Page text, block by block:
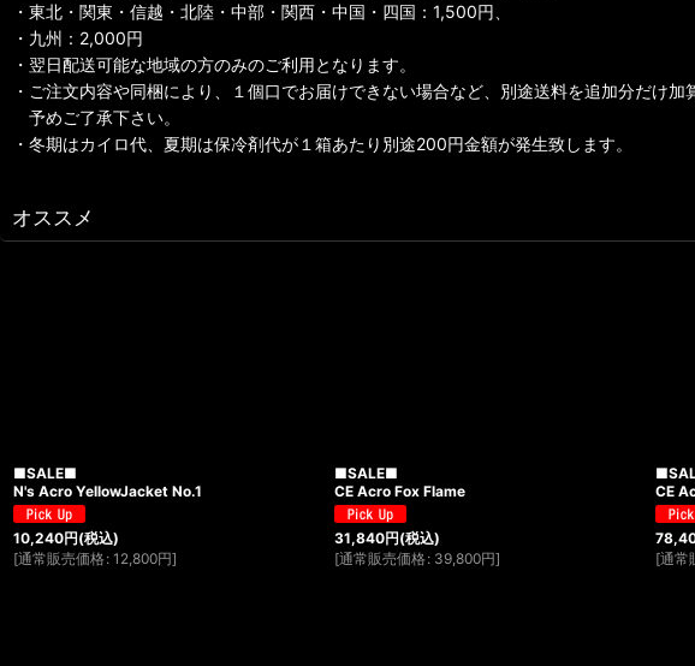
・東北・関東・信越・北陸・中部・関西・中国・四国：1,500円、
・九州：2,000円
・翌日配送可能な地域の方のみのご利用となります。
・ご注文内容や同梱により、１個口でお届けできない場合など、別途送料を追加分だけ加
予めご了承下さい。
・冬期はカイロ代、夏期は保冷剤代が１箱あたり別途200円金額が発生致します。
オススメ
■SALE■
N's Acro YellowJacket No.1
10,240円(税込)
[通常販売価格 : 12,800円]
■SALE■
CE Acro Fox Flame
31,840円(税込)
[通常販売価格 : 39,800円]
CE
[通常